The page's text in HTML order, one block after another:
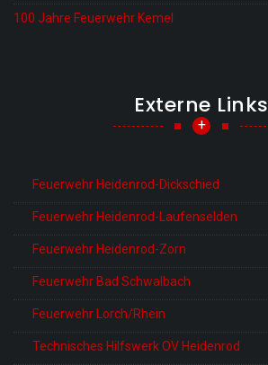
100 Jahre Feuerwehr Kemel
Externe Links
+
Feuerwehr Heidenrod-Dickschied
Feuerwehr Heidenrod-Laufenselden
Feuerwehr Heidenrod-Zorn
Feuerwehr Bad Schwalbach
Feuerwehr Lorch/Rhein
Technisches Hilfswerk OV Heidenrod